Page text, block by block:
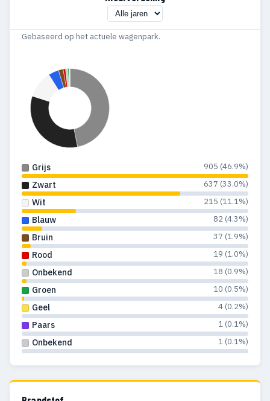
Gebaseerd op het actuele wagenpark.
Grijs 905 (46.9%)
Zwart 637 (33.0%)
Wit 215 (11.1%)
Blauw 82 (4.3%)
Bruin 37 (1.9%)
Rood 19 (1.0%)
Onbekend 18 (0.9%)
Groen 10 (0.5%)
Geel 4 (0.2%)
Paars 1 (0.1%)
Onbekend 1 (0.1%)